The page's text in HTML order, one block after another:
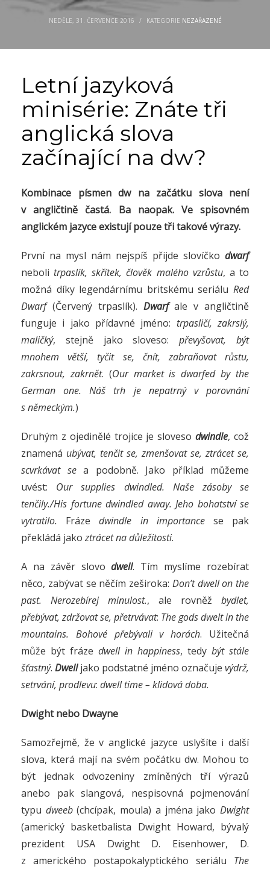
NEDĚLE, 31. ČERVENCE 2016 / KATEGORIE NEZAŘAZENÉ
Letní jazyková
minisérie: Znáte tři
anglická slova
začínající na dw?
Kombinace písmen dw na začátku slova není
v angličtině častá. Ba naopak. Ve spisovném
anglickém jazyce existují pouze tři takové výrazy.
První na mysl nám nejspíš přijde slovíčko dwarf
neboli trpaslík, skřítek, člověk malého vzrůstu, a to
možná díky legendárnímu britskému seriálu Red
Dwarf(Červený trpaslík). Dwarfale v angličtině
funguje i jako přídavné jméno: trpasličí, zakrslý,
maličký, stejně jako sloveso:převyšovat, být
mnohem větší, tyčit se, čnít, zabraňovat růstu,
zakrsnout, zakrnět. (Our market is dwarfed by the
German one. Náš trh je nepatrný v porovnání
s německým.)
Druhým z ojedinělé trojice je slovesodwindle, což
znamená ubývat, tenčit se, zmenšovat se, ztrácet se,
scvrkávat sea podobně. Jako příklad můžeme
uvést: Our supplies dwindled. Naše zásoby se
tenčily./His fortune dwindled away. Jeho bohatství se
vytratilo. Frázedwindle in importancese pak
překládá jakoztrácet na důležitosti.
A na závěr slovodwell. Tím myslíme rozebírat
něco, zabývat se něčím zeširoka: Don’t dwell on the
past. Nerozebírej minulost., ale rovněž bydlet,
přebývat, zdržovat se, přetrvávat: The gods dwelt in the
mountains. Bohové přebývali v horách. Užitečná
může být fráze dwell in happiness, tedy být stále
šťastný. Dwelljako podstatné jméno označuje výdrž,
setrvání, prodlevu: dwell time – klidová doba.
Dwight nebo Dwayne
Samozřejmě, že v anglické jazyce uslyšíte i další
slova, která mají na svém počátku dw. Mohou to
být jednak odvozeniny zmíněných tří výrazů
anebo pak slangová, nespisovná pojmenování
typu dweeb(chcípak, moula) a jména jakoDwight
(americký basketbalista Dwight Howard, bývalý
prezident USA Dwight D. Eisenhower, D.
z amerického postapokalyptického seriálu The